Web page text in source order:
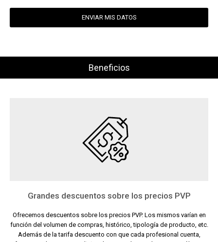
ENVIAR MIS DATOS
Beneficios
Grandes descuentos sobre los precios PVP
Ofrecemos descuentos sobre los precios PVP. Los mismos varían en
función del volumen de compras, histórico, tipología de producto, etc.
Además de la tarifa descuento con que cada profesional cuenta,